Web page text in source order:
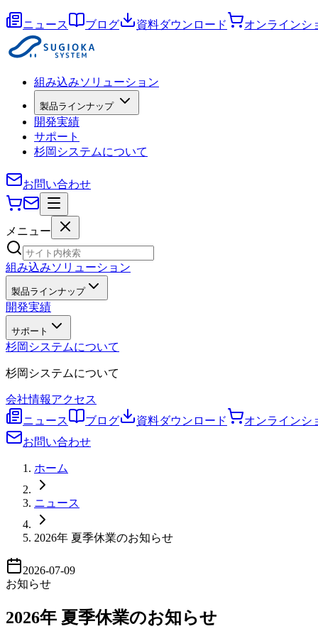
ニュース ブログ 資料ダウンロード オンラインシ
組み込みソリューション
製品ラインナップ
開発実績
サポート
杉岡システムについて
お問い合わせ
メニュー
組み込みソリューション
製品ラインナップ
開発実績
サポート
杉岡システムについて
杉岡システムについて
会社情報アクセス
ニュース
ブログ 資料ダウンロード
オンラインシ
お問い合わせ
ホーム
ニュース
2026年 夏季休業のお知らせ
2026-07-09
お知らせ
2026年 夏季休業のお知らせ